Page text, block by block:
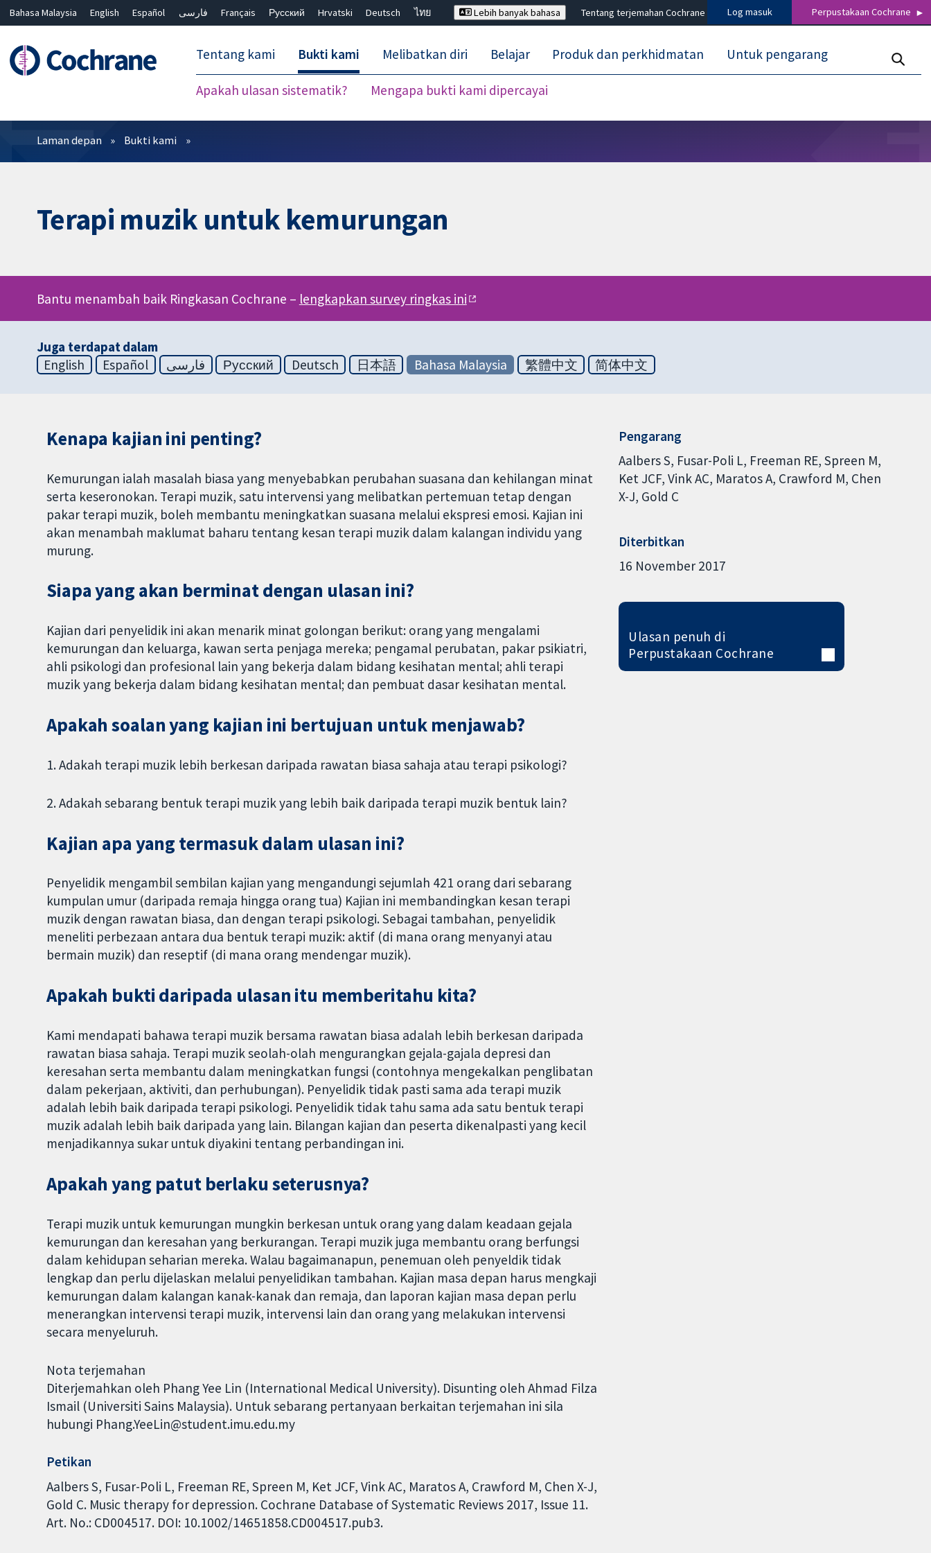
Bahasa Malaysia English Español فارسی Français Русский Hrvatski Deutsch
ไทย
Lebih banyak bahasa Tentang terjemahan Cochrane Log masuk Perpustakaan Cochrane
Tentang kami Bukti kami
Apakah ulasan sistematik? Mengapa bukti kami dipercayai
Melibatkan diri Belajar Produk dan perkhidmatan Untuk pengarang
Penapis
Laman depan Bukti kami
Terapi muzik untuk kemurungan
Bantu menambah baik Ringkasan Cochrane – lengkapkan survey ringkas ini
Juga terdapat dalam
English
Español فارسی Русский Deutsch 日本語 Bahasa Malaysia 繁體中文 简体中文
Kenapa kajian ini penting?
Kemurungan ialah masalah biasa yang menyebabkan perubahan suasana dan kehilangan minat
serta keseronokan. Terapi muzik, satu intervensi yang melibatkan pertemuan tetap dengan
pakar terapi muzik, boleh membantu meningkatkan suasana melalui ekspresi emosi. Kajian ini
akan menambah maklumat baharu tentang kesan terapi muzik dalam kalangan individu yang
murung.
Siapa yang akan berminat dengan ulasan ini?
Kajian dari penyelidik ini akan menarik minat golongan berikut: orang yang mengalami
kemurungan dan keluarga, kawan serta penjaga mereka; pengamal perubatan, pakar psikiatri,
ahli psikologi dan profesional lain yang bekerja dalam bidang kesihatan mental; ahli terapi
muzik yang bekerja dalam bidang kesihatan mental; dan pembuat dasar kesihatan mental.
Apakah soalan yang kajian ini bertujuan untuk menjawab?
1. Adakah terapi muzik lebih berkesan daripada rawatan biasa sahaja atau terapi psikologi?
2. Adakah sebarang bentuk terapi muzik yang lebih baik daripada terapi muzik bentuk lain?
Kajian apa yang termasuk dalam ulasan ini?
Penyelidik mengambil sembilan kajian yang mengandungi sejumlah 421 orang dari sebarang
kumpulan umur (daripada remaja hingga orang tua) Kajian ini membandingkan kesan terapi
muzik dengan rawatan biasa, dan dengan terapi psikologi. Sebagai tambahan, penyelidik
meneliti perbezaan antara dua bentuk terapi muzik: aktif (di mana orang menyanyi atau
bermain muzik) dan reseptif (di mana orang mendengar muzik).
Apakah bukti daripada ulasan itu memberitahu kita?
Kami mendapati bahawa terapi muzik bersama rawatan biasa adalah lebih berkesan daripada
rawatan biasa sahaja. Terapi muzik seolah-olah mengurangkan gejala-gajala depresi dan
keresahan serta membantu dalam meningkatkan fungsi (contohnya mengekalkan penglibatan
dalam pekerjaan, aktiviti, dan perhubungan). Penyelidik tidak pasti sama ada terapi muzik
adalah lebih baik daripada terapi psikologi. Penyelidik tidak tahu sama ada satu bentuk terapi
muzik adalah lebih baik daripada yang lain. Bilangan kajian dan peserta dikenalpasti yang kecil
menjadikannya sukar untuk diyakini tentang perbandingan ini.
Apakah yang patut berlaku seterusnya?
Terapi muzik untuk kemurungan mungkin berkesan untuk orang yang dalam keadaan gejala
kemurungan dan keresahan yang berkurangan. Terapi muzik juga membantu orang berfungsi
dalam kehidupan seharian mereka. Walau bagaimanapun, penemuan oleh penyeldik tidak
lengkap dan perlu dijelaskan melalui penyelidikan tambahan. Kajian masa depan harus mengkaji
kemurungan dalam kalangan kanak-kanak dan remaja, dan laporan kajian masa depan perlu
menerangkan intervensi terapi muzik, intervensi lain dan orang yang melakukan intervensi
secara menyeluruh.
Nota terjemahan
Diterjemahkan oleh Phang Yee Lin (International Medical University). Disunting oleh Ahmad Filza
Ismail (Universiti Sains Malaysia). Untuk sebarang pertanyaan berkaitan terjemahan ini sila
hubungi Phang.YeeLin@student.imu.edu.my
Petikan
Aalbers S, Fusar-Poli L, Freeman RE, Spreen M, Ket JCF, Vink AC, Maratos A, Crawford M, Chen X-J,
Gold C. Music therapy for depression. Cochrane Database of Systematic Reviews 2017, Issue 11.
Art. No.: CD004517. DOI: 10.1002/14651858.CD004517.pub3.
Pengarang
Aalbers S Fusar-Poli L Freeman RE Spreen M
Ket JCF Vink AC Maratos A Crawford M Chen
X-J Gold C
Diterbitkan
16 November 2017
Ulasan penuh di
Perpustakaan Cochrane